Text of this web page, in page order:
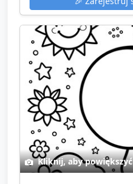
Kliknij, aby powiększyć